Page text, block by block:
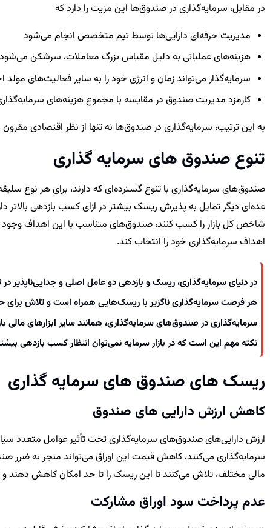
در مقابل، سرمایه‌گذاری در صندوق‌ها این مزیت را دارد که
مدیریت حرفه‌ای دارایی‌ها توسط تیم متخصص انجام می‌شود
هزینه‌های عملیاتی به دلیل مقیاس بزرگ معاملات، سرشکن می‌شود
سرمایه‌گذار می‌تواند زمان و انرژی خود را به سایر فعالیت‌های
کارمزد مدیریت صندوق در مقایسه با مجموع هزینه‌های
به این ترتیب، سرمایه‌گذاری در صندوق‌ها نه تنها از نظر اقتصادی
تنوع صندوق های سرمایه گذاری
صندوق‌های سرمایه‌گذاری با تنوع گسترده‌ای که دارند، برای هر نوع
عده‌ای دیگر تمایل به پذیرش ریسک بیشتر در ازای کسب بازدهی بالاتر
شاخص کل بازار را کسب کنند، صندوق‌های متناسب با این اهداف وجود
اهداف سرمایه‌گذاری خود را انتخاب کند.
در دنیای سرمایه‌گذاری، ریسک و بازدهی دو عامل اصلی و جدایی‌ناپذیر
هر فرصت سرمایه‌گذاری ناگزیر با ریسک‌هایی همراه است و تلاش
سرمایه‌گذاری در صندوق‌های سرمایه‌گذاری، همانند سایر ابزارهای مالی
نکته مهم این است که در بازار سرمایه نمی‌توان انتظار کسب بازدهی
ریسک های صندوق های سرمایه گذاری
کاهش ارزش دارایی های صندوق
ارزش دارایی‌های صندوق‌های سرمایه‌گذاری تحت تأثیر عوامل متعدد
سرمایه‌گذاری می‌کنند، کاهش قیمت این اوراق می‌تواند منجر به ضرر
مالی مختلف، تلاش می‌کنند تا این ریسک را تا حد امکان کاهش دهند و
عدم پرداخت سود اوراق مشارکت